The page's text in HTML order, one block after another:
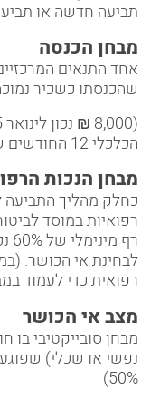
תביעה חדשה או
מבחן הכנסה
אחד התנאים
שהכנסתו כשכיר
הכלכלי 12 החודשים שקדמו למועד הגשת התביעה.
מבחן הנכות
כחלק מהליך התביעה
רפואיות במוסד
רפואית כדי לעמוד
מצב אי הכושר
מבחן סובייקטיבי בו
נפשי או שכלי)
50%)